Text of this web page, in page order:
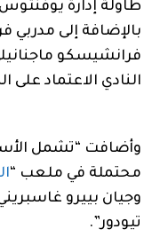
طاولة إدارة
بالإضافة إلى مدربي
فرانشيسكو
النادي الاعتماد على
وأضافت “تشمل
محتملة في ملعب “
وجيان بييرو
تيودور”.